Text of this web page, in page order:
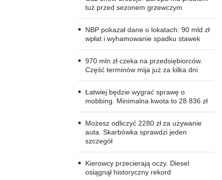
tuż przed sezonem grzewczym
NBP pokazał dane o lokatach: 90 mld zł
wpłat i wyhamowanie spadku stawek
970 mln zł czeka na przedsiębiorców.
Część terminów mija już za kilka dni
Łatwiej będzie wygrać sprawę o
mobbing. Minimalna kwota to 28 836 zł
Możesz odliczyć 2280 zł za używanie
auta. Skarbówka sprawdzi jeden
szczegół
Kierowcy przecierają oczy. Diesel
osiągnął historyczny rekord